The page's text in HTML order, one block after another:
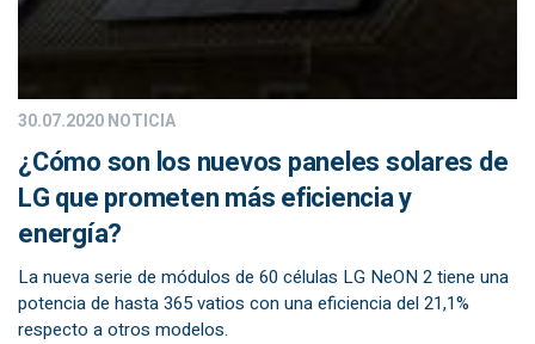
30.07.2020NOTICIA
¿Cómo son los nuevos paneles solares de
LG que prometen más eficiencia y
energía?
La nueva serie de módulos de 60 células LG NeON 2 tiene una
potencia de hasta 365 vatios con una eficiencia del 21,1%
respecto a otros modelos.